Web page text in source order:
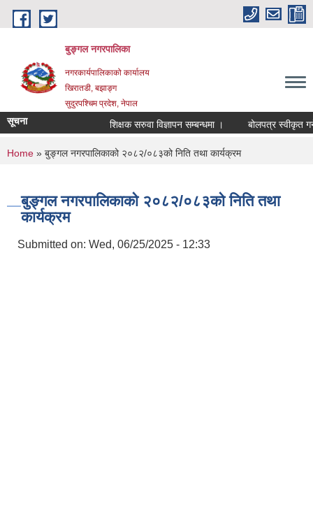
Skip to main content
बुङ्गल नगरपालिका
नगरकार्यपालिकाको कार्यालय
खिरातडी, बझाङ्ग
सुदुरपश्चिम प्रदेश, नेपाल
सूचना शिक्षक सरुवा विज्ञापन सम्बन्धमा । बोलपत्र स्वीकृत
You are here
Home » बुङ्गल नगरपालिकाको २०८२/०८३को निति तथा कार्यक्रम
बुङ्गल नगरपालिकाको २०८२/०८३को निति तथा
कार्यक्रम
Submitted on: Wed, 06/25/2025 - 12:33